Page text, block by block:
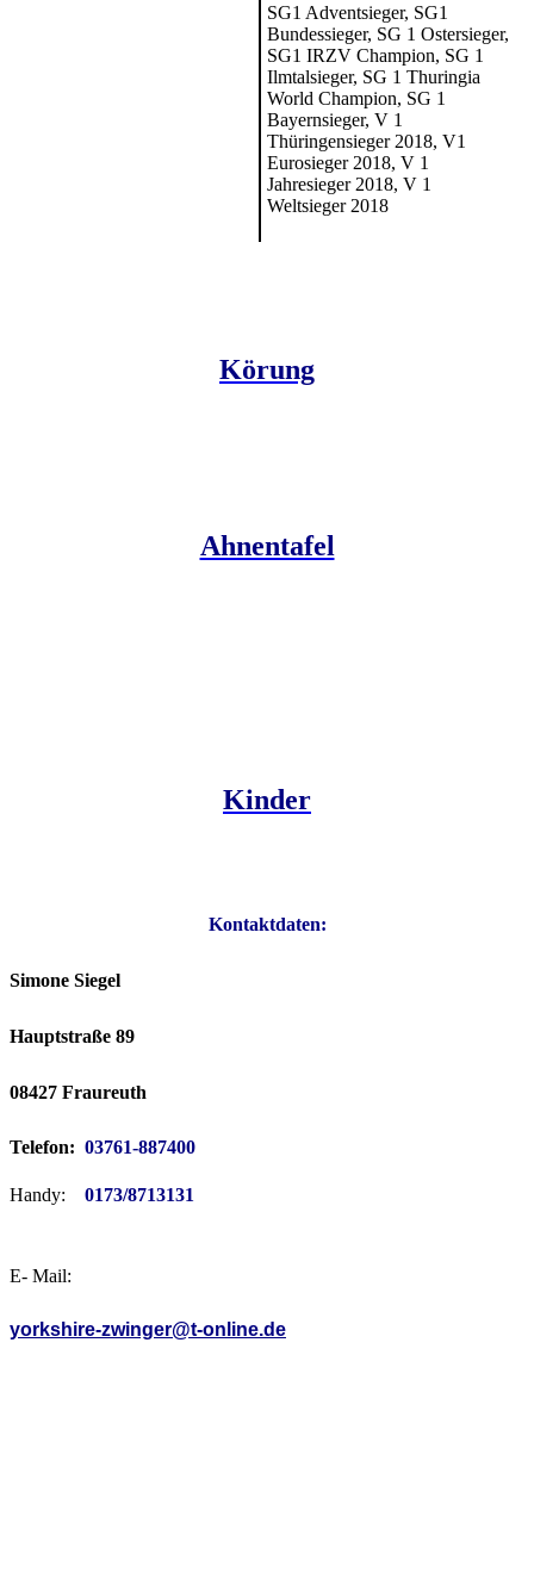
SG1 Adventsieger, SG1
Bundessieger, SG 1 Ostersieger,
SG1 IRZV Champion, SG 1
Ilmtalsieger, SG 1 Thuringia
World Champion, SG 1
Bayernsieger, V 1
Thüringensieger 2018, V1
Eurosieger 2018, V 1
Jahresieger 2018, V 1
Weltsieger 2018
Körung
Ahnentafel
Kinder
Kontaktdaten:
Simone Siegel
Hauptstraße 89
08427 Fraureuth
Telefon: 03761-887400
Handy: 0173/8713131
E- Mail:
yorkshire-zwinger@t-online.de